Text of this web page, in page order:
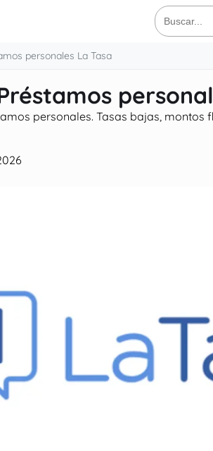
Buscar:
personales La Tasa
personales. Tasas bajas, montos